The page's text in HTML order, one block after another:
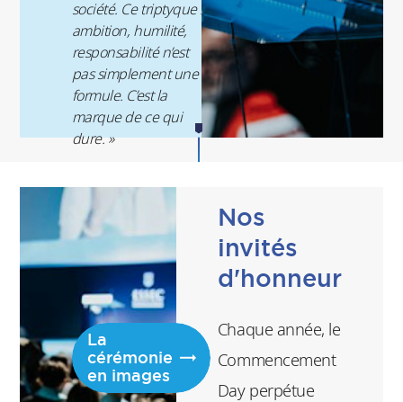
société. Ce triptyque :
ambition, humilité,
responsabilité n’est
pas simplement une
formule. C’est la
marque de ce qui
dure. »
Directeur général
adjoint en charge des
programmes post-
expérience et des
relations entreprises
La
cérémonie
en images
Nos
invités
d'honneur
Chaque année, le
Commencement
Day perpétue